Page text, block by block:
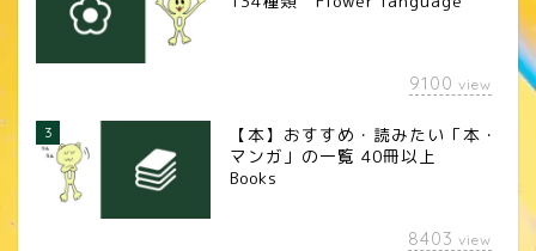
9100 view
3
【本】おすすめ・読みたい「本・
マンガ」の一覧 40冊以上
Books
8403 view